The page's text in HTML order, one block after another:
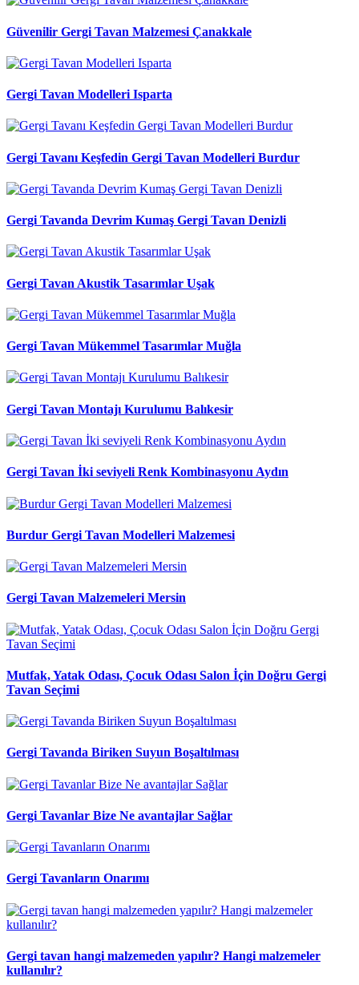
Güvenilir Gergi Tavan Malzemesi Çanakkale
Gergi Tavan Modelleri Isparta
Gergi Tavanı Keşfedin Gergi Tavan Modelleri Burdur
Gergi Tavanda Devrim Kumaş Gergi Tavan Denizli
Gergi Tavan Akustik Tasarımlar Uşak
Gergi Tavan Mükemmel Tasarımlar Muğla
Gergi Tavan Montajı Kurulumu Balıkesir
Gergi Tavan İki seviyeli Renk Kombinasyonu Aydın
Burdur Gergi Tavan Modelleri Malzemesi
Gergi Tavan Malzemeleri Mersin
Mutfak, Yatak Odası, Çocuk Odası Salon İçin Doğru Gergi
Tavan Seçimi
Gergi Tavanda Biriken Suyun Boşaltılması
Gergi Tavanlar Bize Ne avantajlar Sağlar
Gergi Tavanların Onarımı
Gergi tavan hangi malzemeden yapılır? Hangi malzemeler
kullanılır?